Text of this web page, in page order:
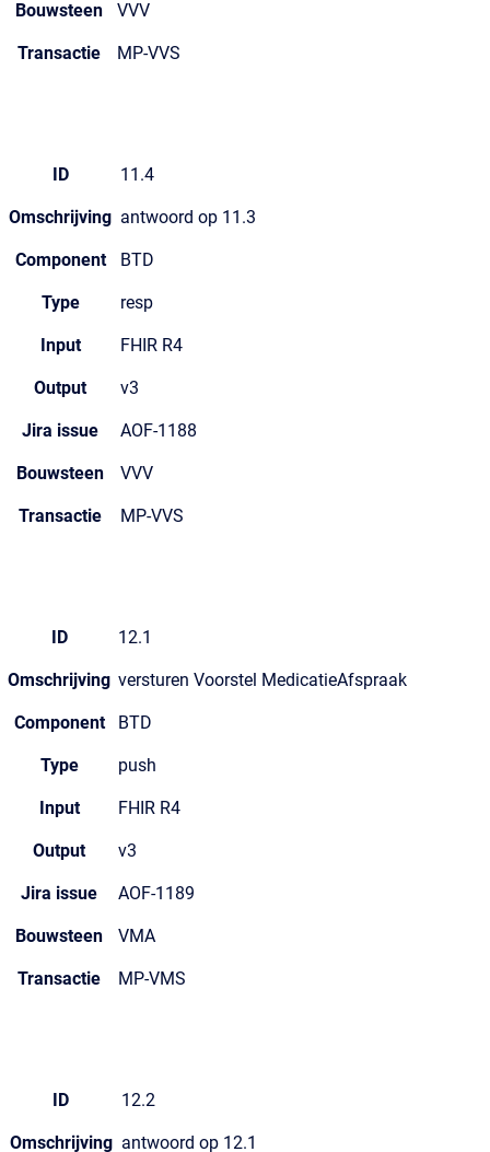
Bouwsteen VVV
Transactie MP-VVS
ID 11.4
Omschrijving antwoord op 11.3
Component BTD
Type resp
Input FHIR R4
Output v3
Jira issue AOF-1188
Bouwsteen VVV
Transactie MP-VVS
ID 12.1
Omschrijving versturen Voorstel MedicatieAfspraak
Component BTD
Type push
Input FHIR R4
Output v3
Jira issue AOF-1189
Bouwsteen VMA
Transactie MP-VMS
ID 12.2
Omschrijving antwoord op 12.1